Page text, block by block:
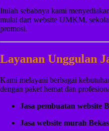
Itulah sebabnya kami
mulai dari website UMKM,
promosi.
Layanan Unggulan
Kami melayani berbagai
dengan paket hemat dan
Jasa pembuatan website
Jasa website murah